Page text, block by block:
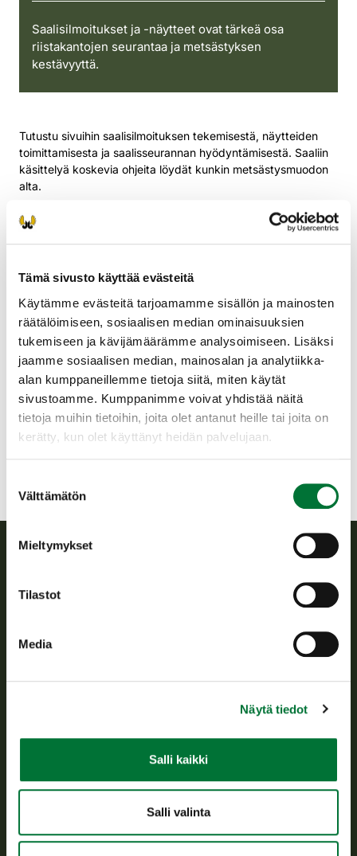
Tämä sivusto käyttää evästeitä
Käytämme evästeitä tarjoamamme sisällön ja mainosten
räätälöimiseen, sosiaalisen median ominaisuuksien
tukemiseen ja kävijämäärämme analysoimiseen. Lisäksi
jaamme sosiaalisen median, mainosalan ja analytiikka-
alan kumppaneillemme tietoja siitä, miten käytät
sivustoamme. Kumppanimme voivat yhdistää näitä
tietoja muihin tietoihin, joita olet antanut heille tai joita on
kerätty, kun olet käyttänyt heidän palvelujaan.
valinta
Välttämätön
Mieltymykset
Tilastot
Media
Näytä tiedot
Salli kaikki
Salli valinta
Saalisilmoitukset ja -näytteet ovat tärkeä osa
riistakantojen seurantaa ja metsästyksen
kestävyyttä.
Tutustu sivuihin saalisilmoituksen tekemisestä, näytteiden
toimittamisesta ja saalisseurannan hyödyntämisestä. Saaliin
käsittelyä koskevia ohjeita löydät kunkin metsästysmuodon
alta.
Saalisilmoitukset
Saalisseuranta
Saalisnäytteet ja -kuvakeräykset
Katso myös
riistanhoitoyhdistysten toimintaa ja huolehtii riistapolitiikan
toimeenpanosta sekä vastaa sille säädetyistä julkisista
Asiakaspalvelu
Avoinna arkipäivisin klo 9-15.
Usein kysytyt kysymykset